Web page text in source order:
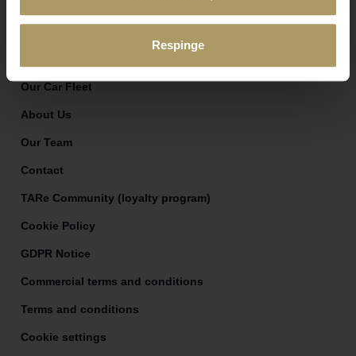
Respinge
Our Car Fleet
About Us
Our Team
Contact
TARe Community (loyalty program)
Cookie Policy
GDPR Notice
Commercial terms and conditions
Terms and conditions
Cookie settings